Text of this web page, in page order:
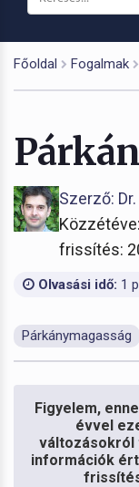
Főoldal Fogalmak
Szerző:
frissítés:
Olvasási idő: 1
Párkánymagasság
Figyelem,
évvel
változásokról
információk